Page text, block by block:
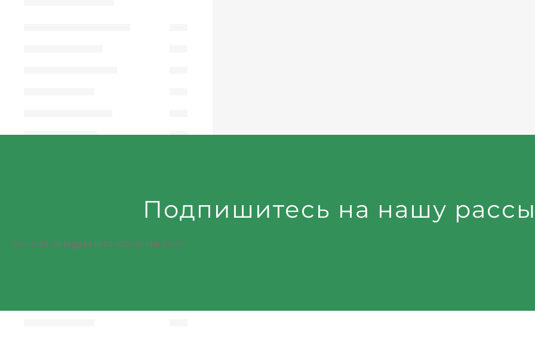
Подпишитесь на нашу
You must be logged in to submit the form.